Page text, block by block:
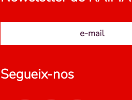
e-mail
Segueix-nos